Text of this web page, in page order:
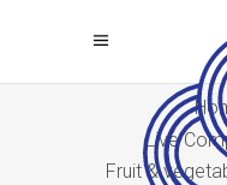
Live
Fruit &